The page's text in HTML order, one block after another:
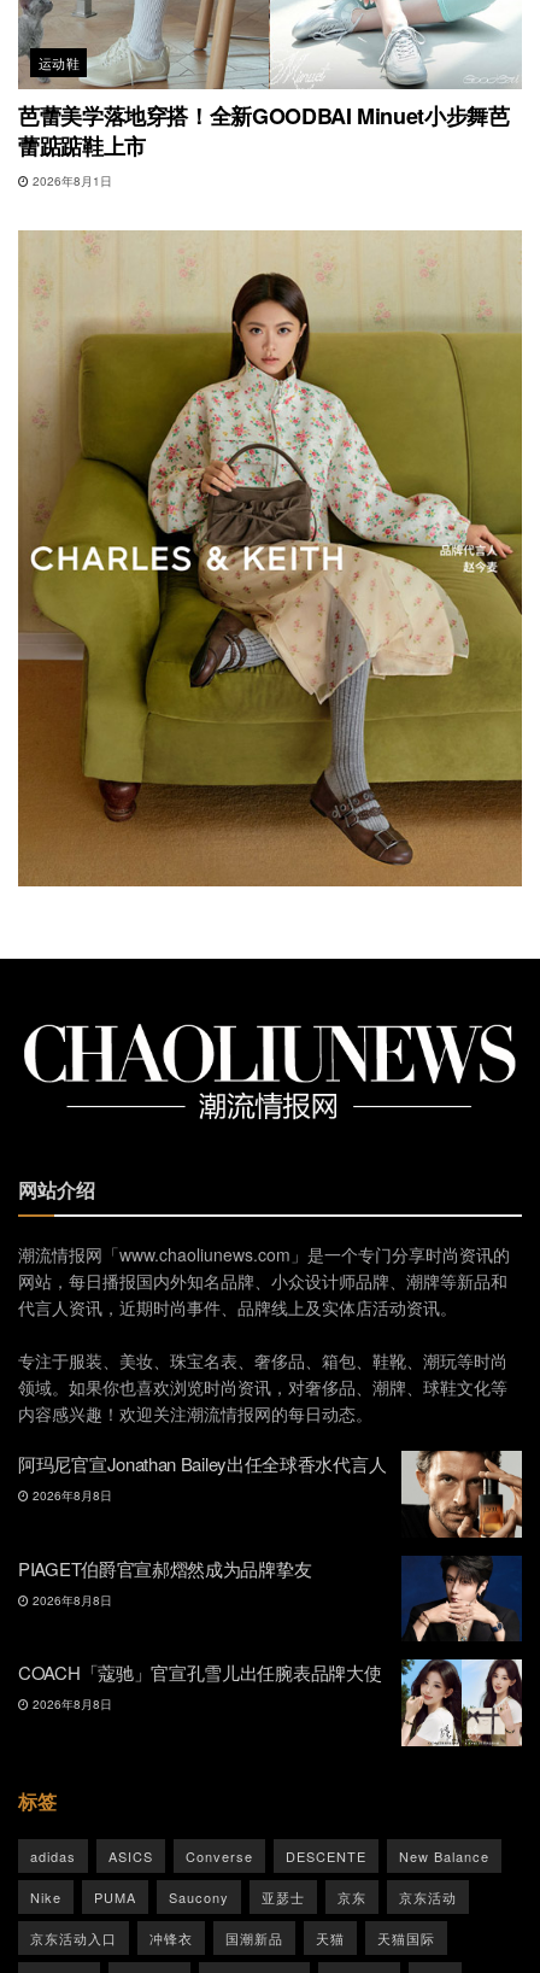
运动鞋
芭蕾美学落地穿搭！全新GOODBAI Minuet小步舞芭
蕾踮踮鞋上市
2026年8月1日
网站介绍
潮流情报网「www.chaoliunews.com」是一个专门分享时尚资讯的
网站，每日播报国内外知名品牌、小众设计师品牌、潮牌等新品和
代言人资讯，近期时尚事件、品牌线上及实体店活动资讯。
专注于服装、美妆、珠宝名表、奢侈品、箱包、鞋靴、潮玩等时尚
领域。如果你也喜欢浏览时尚资讯，对奢侈品、潮牌、球鞋文化等
内容感兴趣！欢迎关注潮流情报网的每日动态。
阿玛尼官宣Jonathan Bailey出任全球香水代言人
2026年8月8日
PIAGET伯爵官宣郝熠然成为品牌挚友
2026年8月8日
COACH「蔻驰」官宣孔雪儿出任腕表品牌大使
2026年8月8日
标签
adidas ASICS Converse DESCENTE New Balance
Nike PUMA Saucony 亚瑟士 京东 京东活动
京东活动入口 冲锋衣 国潮新品 天猫 天猫国际